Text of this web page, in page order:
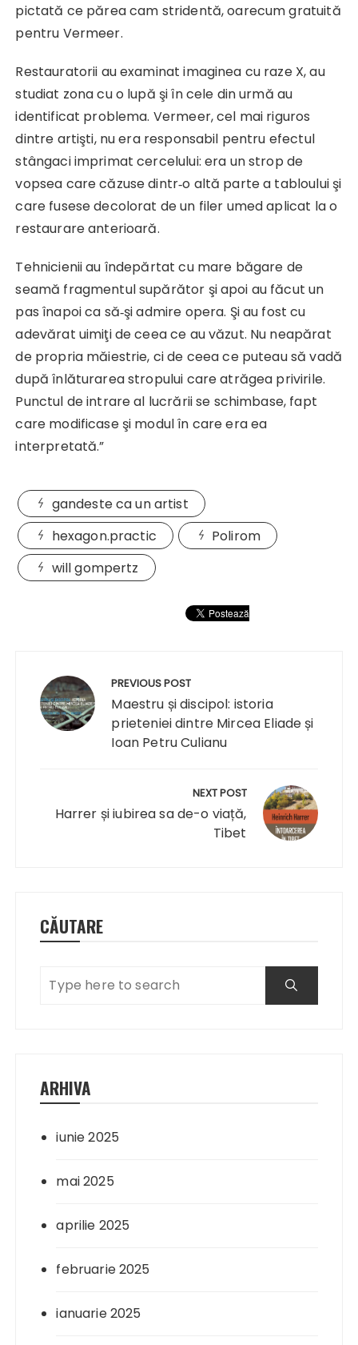
pictată ce părea cam stridentă, oarecum gratuită
pentru Vermeer.
Restauratorii au examinat imaginea cu raze X, au
studiat zona cu o lupă şi în cele din urmă au
identificat problema. Vermeer, cel mai riguros
dintre artişti, nu era responsabil pentru efectul
stângaci imprimat cercelului: era un strop de
vopsea care căzuse dintr‑o altă parte a tabloului şi
care fusese decolorat de un filer umed aplicat la o
restaurare anterioară.
Tehnicienii au îndepărtat cu mare băgare de
seamă fragmentul supărător şi apoi au făcut un
pas înapoi ca să‑şi admire opera. Şi au fost cu
adevărat uimiţi de ceea ce au văzut. Nu neapărat
de propria măiestrie, ci de ceea ce puteau să vadă
după înlăturarea stropului care atrăgea privirile.
Punctul de intrare al lucrării se schimbase, fapt
care modificase şi modul în care era ea
interpretată.”
gandeste ca un artist
hexagon.practic
Polirom
will gompertz
articole
PREVIOUS POST
Maestru și discipol: istoria
prieteniei dintre Mircea Eliade și
Ioan Petru Culianu
NEXT POST
Harrer și iubirea sa de-o viață,
Tibet
CĂUTARE
ARHIVA
iunie 2025
mai 2025
aprilie 2025
februarie 2025
ianuarie 2025